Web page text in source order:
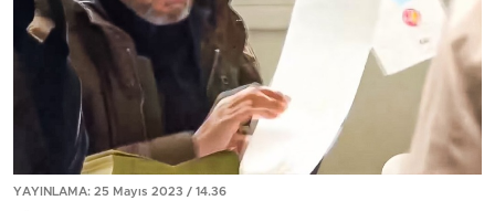
YAYINLAMA: 25 Mayıs 2023 / 14.36